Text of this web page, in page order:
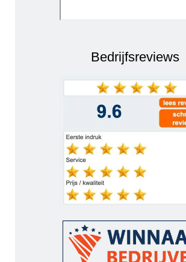
Bedrijfsreviews